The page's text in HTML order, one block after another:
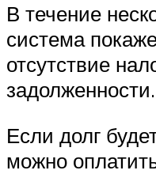
В течение
система
отсутствие
задолженности.
Если долг
можно